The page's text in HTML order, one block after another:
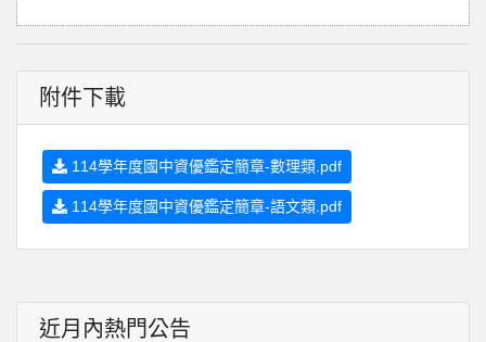
附件下載
114學年度國中資優鑑定簡章-數理類.pdf
114學年度國中資優鑑定簡章-語文類.pdf
近月內熱門公告